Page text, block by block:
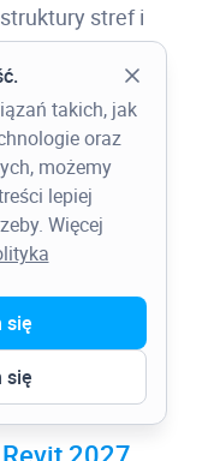
stref i
projektu.
takich, jak
oraz
możemy
lepiej
Więcej
się
się